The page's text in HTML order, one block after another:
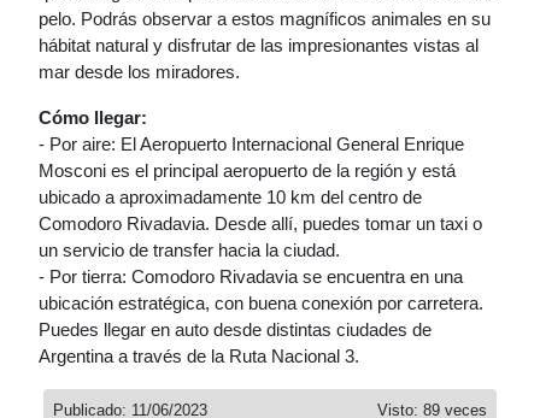
pelo. Podrás observar a estos magníficos animales en su
hábitat natural y disfrutar de las impresionantes vistas al
mar desde los miradores.
Cómo llegar:
- Por aire: El Aeropuerto Internacional General Enrique
Mosconi es el principal aeropuerto de la región y está
ubicado a aproximadamente 10 km del centro de
Comodoro Rivadavia. Desde allí, puedes tomar un taxi o
un servicio de transfer hacia la ciudad.
- Por tierra: Comodoro Rivadavia se encuentra en una
ubicación estratégica, con buena conexión por carretera.
Puedes llegar en auto desde distintas ciudades de
Argentina a través de la Ruta Nacional 3.
Visto: 89 veces
Publicado: 11/06/2023